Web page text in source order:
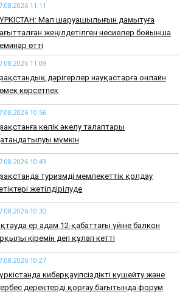
11:11
Мал шаруашылығын дамытуға
жеңілдетілген несиелер бойынша
өтті
11:09
дәрігерлер науқастарға онлайн
көрсетпек
10:56
көлік әкелу талаптары
мүмкін
10:43
туризмді мемлекеттік қолдау
жетілдірілуде
10:30
ер адам 12-қабаттағы үйіне балкон
кіремін деп құлап кетті
10:27
киберқауіпсіздікті күшейту және
деректерді қорғау бағытында форум